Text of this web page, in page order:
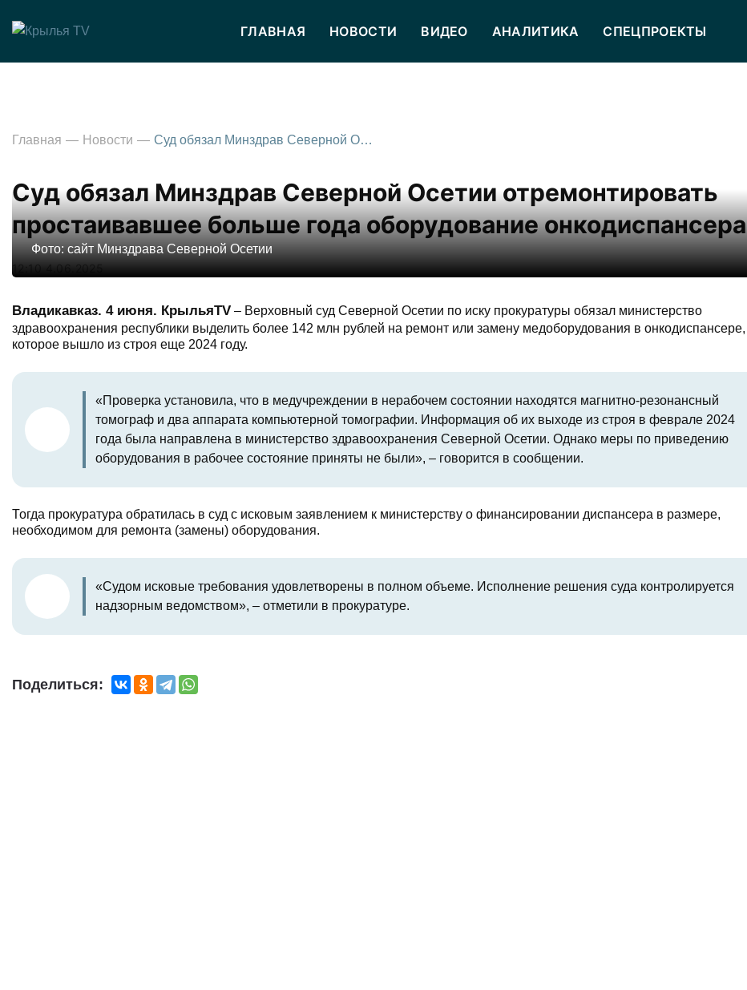
ГЛАВНАЯ НОВОСТИ ВИДЕО АНАЛИТИКА СПЕЦПРОЕКТЫ
Главная Новости Суд обязал Минздрав Северной Осетии отремонтировать простаивавшее больше года оборудование онкодиспансера
Суд обязал Минздрав Северной Осетии отремонтировать
простаивавшее больше года оборудование онкодиспансера
12:10 4.06.2025
Фото: сайт Минздрава Северной Осетии
Владикавказ. 4 июня. КрыльяTV – Верховный суд Северной Осетии по иску прокуратуры обязал министерство
здравоохранения республики выделить более 142 млн рублей на ремонт или замену медоборудования в онкодиспансере,
которое вышло из строя еще 2024 году.
«Проверка установила, что в медучреждении в нерабочем состоянии находятся магнитно-резонансный
томограф и два аппарата компьютерной томографии. Информация об их выходе из строя в феврале 2024
года была направлена в министерство здравоохранения Северной Осетии. Однако меры по приведению
оборудования в рабочее состояние приняты не были», – говорится в сообщении.
Тогда прокуратура обратилась в суд с исковым заявлением к министерству о финансировании диспансера в размере,
необходимом для ремонта (замены) оборудования.
«Судом исковые требования удовлетворены в полном объеме. Исполнение решения суда контролируется
надзорным ведомством», – отметили в прокуратуре.
Поделиться: